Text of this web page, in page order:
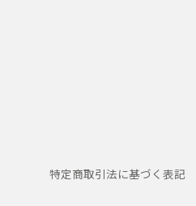
特定商取引法に基づく表記